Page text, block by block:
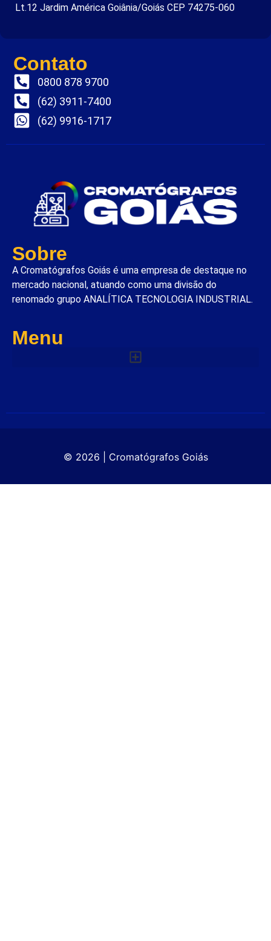
Lt.12 Jardim América Goiânia/Goiás CEP 74275-060
Contato
0800 878 9700
(62) 3911-7400
(62) 9916-1717
Sobre
A Cromatógrafos Goiás é uma empresa de destaque no
mercado nacional, atuando como uma divisão do
renomado grupo ANALÍTICA TECNOLOGIA INDUSTRIAL.
Menu
© 2026 | Cromatógrafos Goiás